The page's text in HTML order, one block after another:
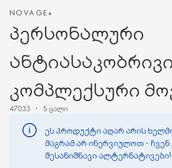
NOVAGE+
პერსონალური
კომპლექსური
47033 5 ცალი
ეს პროდუქტი აღარ არის
მაგრამ არ ინერვიულოთ - ჩვენ
შესანიშნავი ალტერნატივები!